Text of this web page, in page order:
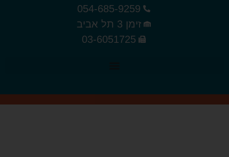
054-685-9259
03-6051725